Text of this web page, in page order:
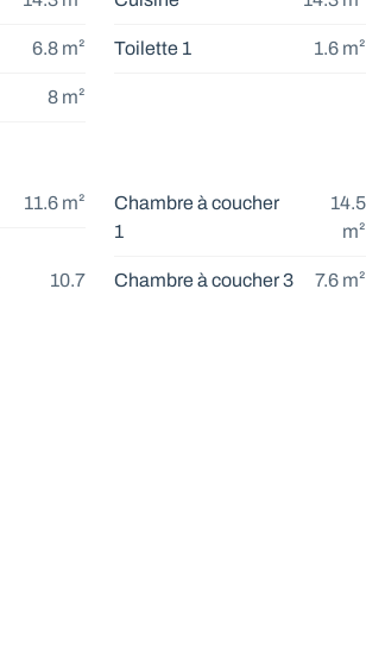
6.8m² Toilette 1 1.6m²
8m²
11.6m²
Chambre à coucher
1
14.5
m²
10.7
Chambre à coucher 3 7.6m²